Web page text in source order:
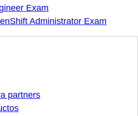
Exam
Administrator Exam
partners